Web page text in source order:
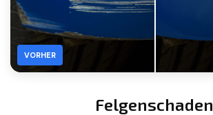
VORHER
Felgenschaden